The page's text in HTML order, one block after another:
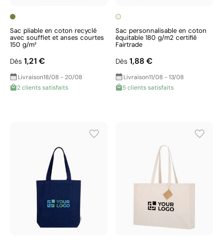
Sac pliable en coton recyclé
avec soufflet et anses courtes
150 g/m²
Dès 1,21 €
Livraison18/08 - 20/08
2 clients satisfaits
Sac personnalisable en coton
équitable 180 g/m2 certifié
Fairtrade
Dès 1,88 €
Livraison11/08 - 13/08
5 clients satisfaits